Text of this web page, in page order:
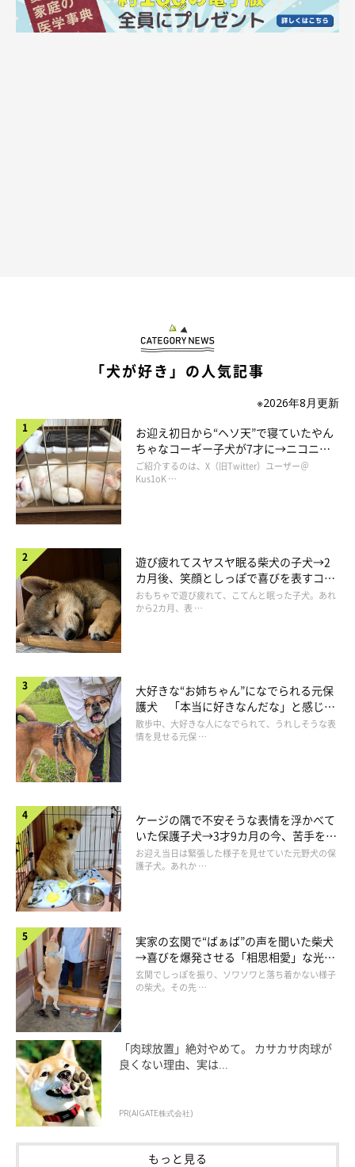
その様子を見て、
でもご機嫌だったよ
「犬が好き」の人気記事
※2026年8月更新
お迎え初日から“ヘソ天”で寝ていたやん
ちゃなコーギー子犬が7才に→ニコニ
コ“コーギースマイル”が魅力のコに成
長！
ご紹介するのは、X（旧Twitter）ユーザー＠
Kus1oK …
遊び疲れてスヤスヤ眠る柴犬の子犬→2
カ月後、笑顔としっぽで喜びを表すコに
成長！
おもちゃで遊び疲れて、こてんと眠った子犬。あれ
から2カ月、表 …
大好きな“お姉ちゃん”になでられる元保
護犬 「本当に好きなんだな」と感じる
表情にほっこり
散歩中、大好きな人になでられて、うれしそうな表
情を見せる元保 …
ケージの隅で不安そうな表情を浮かべて
いた保護子犬→3才9カ月の今、苦手を克
服し頼もしいコに成長！
お迎え当日は緊張した様子を見せていた元野犬の保
護子犬。あれか …
実家の玄関で“ばぁば”の声を聞いた柴犬
→喜びを爆発させる「相思相愛」な光景
にほっこり
玄関でしっぽを振り、ソワソワと落ち着かない様子
の柴犬。その先 …
「肉球放置」絶対やめて。 カサカサ肉球が
良くない理由、実は...
PR(AIGATE株式会社)
もっと見る